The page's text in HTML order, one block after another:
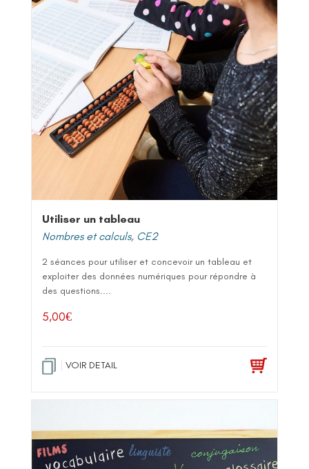
Utiliser un tableau
Nombres et calculs, CE2
2 séances pour utiliser et concevoir un tableau et
exploiter des données numériques pour répondre à
des questions....
5,00€
VOIR DETAIL